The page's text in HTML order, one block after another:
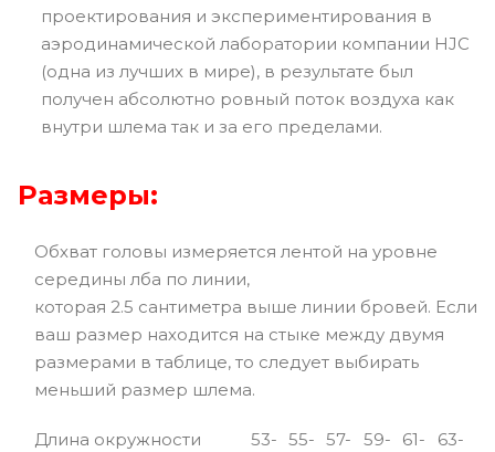
проектирования и экспериментирования в
аэродинамической лаборатории компании HJC
(одна из лучших в мире), в результате был
получен абсолютно ровный поток воздуха как
внутри шлема так и за его пределами.
Размеры:
Обхват головы измеряется лентой на уровне
середины лба по линии,
которая 2.5 сантиметра выше линии бровей. Если
ваш размер находится на стыке между двумя
размерами в таблице, то следует выбирать
меньший размер шлема.
Длина окружности 53- 55- 57- 59- 61- 63-